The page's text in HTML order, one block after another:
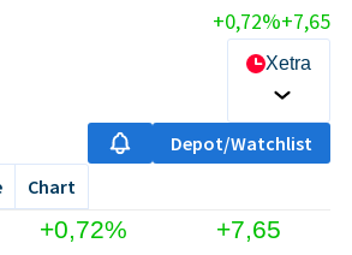
+0,72%+7,65
Xetra
Depot/Watchlist
Chart
+0,72% +7,65